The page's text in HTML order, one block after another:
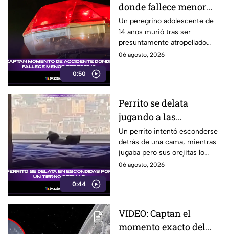
0:50
donde fallece menor
peregrino en Estado de
México
Un peregrino adolescente de
14 años murió tras ser
presuntamente atropellado
mientras entrenaba en
06 agosto, 2026
0:44
Perrito se delata
jugando a las
escondidas y conquista
las redes
Un perrito intentó esconderse
detrás de una cama, mientras
jugaba pero sus orejitas lo
delataron. El tierno video
06 agosto, 2026
VIDEO: Captan el
momento exacto del